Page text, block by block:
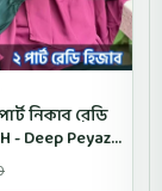
রেডি
- Deep Peyaz